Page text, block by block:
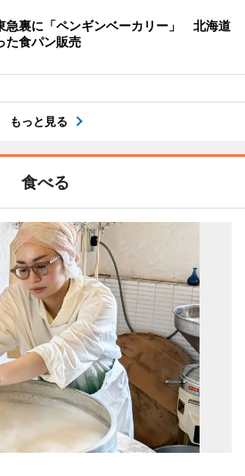
急裏に「ペンギンベーカリー」 北海道
た食パン販売
もっと見る
食べる